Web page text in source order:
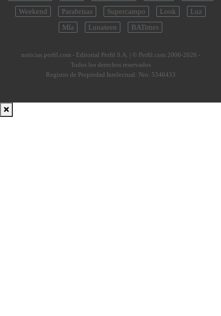
Weekend
Parabrisas Supercampo Look
Luz
Mía
Lunateen BATimes
noticias.perfil.com - Editorial Perfil S.A. | © Perfil.com 2006-2026 -
Todos los derechos reservados
Registro de Propiedad Intelectual: Nro. 5346433